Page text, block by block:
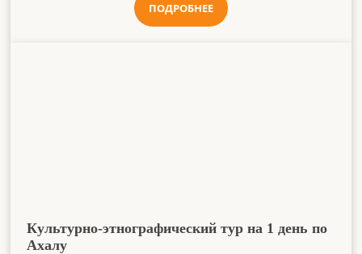
ПОДРОБНЕЕ
Культурно-этнографический тур на 1 день по
Ахалу